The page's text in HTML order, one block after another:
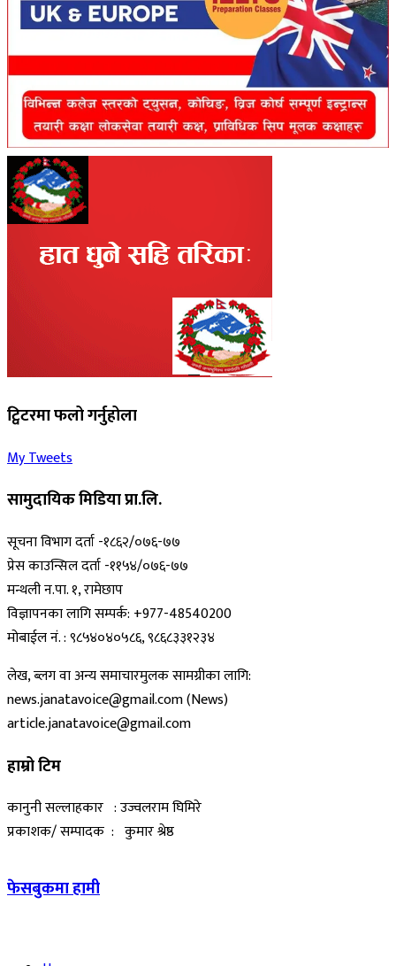
ट्विटरमा फलो गर्नुहोला
My Tweets
सामुदायिक मिडिया प्रा.लि.
सूचना विभाग दर्ता -१८६२/०७६-७७
प्रेस काउन्सिल दर्ता -११५४/०७६-७७
मन्थली न.पा. १, रामेछाप
विज्ञापनका लागि सम्पर्क: +977-48540200
मोबाईल नं. : ९८५४०४०५८६, ९८६८३३१२३४
लेख, ब्लग वा अन्य समाचारमुलक सामग्रीका लागि:
news.janatavoice@gmail.com (News)
article.janatavoice@gmail.com
हाम्रो टिम
कानुनी सल्लाहकार : उज्वलराम घिमिरे
प्रकाशक/ सम्पादक : कुमार श्रेष्ठ
फेसबुकमा हामी